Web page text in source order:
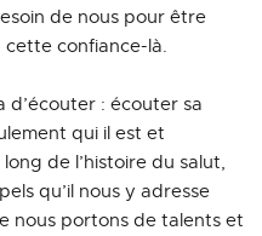
de nous pour être
cette confiance-là.
d’écouter : écouter sa
qui il est et
de l’histoire du salut,
qu’il nous y adresse
nous portons de talents et